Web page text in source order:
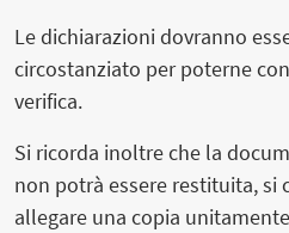
Le dichiarazioni dovranno
circostanziato per poterne
verifica.
Si ricorda inoltre che la
non potrà essere restituita, si
allegare una copia